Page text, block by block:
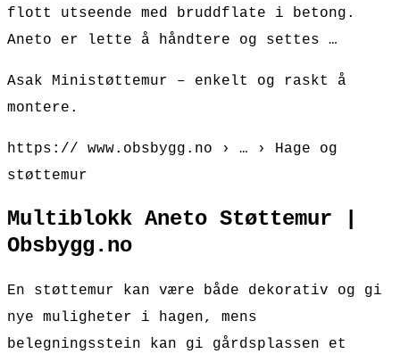
flott utseende med bruddflate i betong.
Aneto er lette å håndtere og settes …
Asak Ministøttemur – enkelt og raskt å
montere.
https:// www.obsbygg.no › … › Hage og
støttemur
Multiblokk Aneto Støttemur |
Obsbygg.no
En støttemur kan være både dekorativ og gi
nye muligheter i hagen, mens
belegningsstein kan gi gårdsplassen et